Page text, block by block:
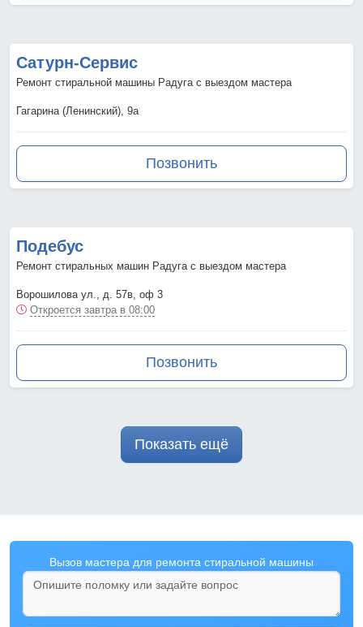
Сатурн-Сервис
Ремонт стиральной машины Радуга с выездом мастера
Гагарина (Ленинский), 9а
Позвонить
Подебус
Ремонт стиральных машин Радуга с выездом мастера
Ворошилова ул., д. 57в, оф 3
Откроется завтра в 08:00
Позвонить
Показать ещё
Вызов мастера для ремонта стиральной машины